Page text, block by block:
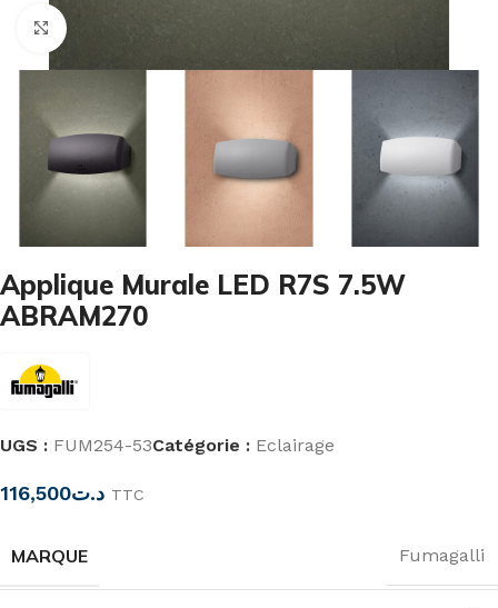
Cliquez pour agrandir
Applique Murale LED R7S 7.5W
ABRAM270
UGS : FUM254-53Catégorie : Eclairage
د.ت116,500 TTC
MARQUE Fumagalli